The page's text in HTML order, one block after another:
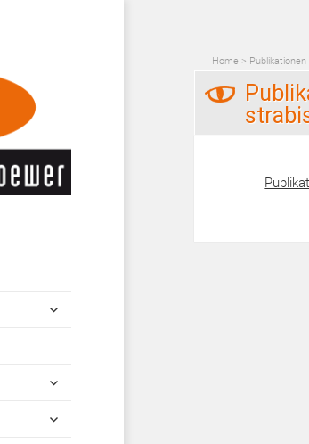
untermenü
untermenü
untermenü
Home >